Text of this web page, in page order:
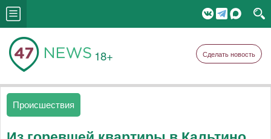
18+ Сделать новость
Происшествия